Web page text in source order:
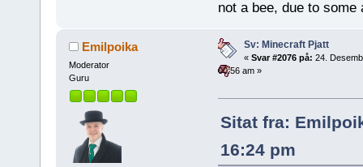
not a bee, due to some
Emilpoika
Moderator
Guru
Sv: Minecraft Pjatt
« Svar #2076 på: 24.
00:56 am »
Sitat fra:
16:24 pm